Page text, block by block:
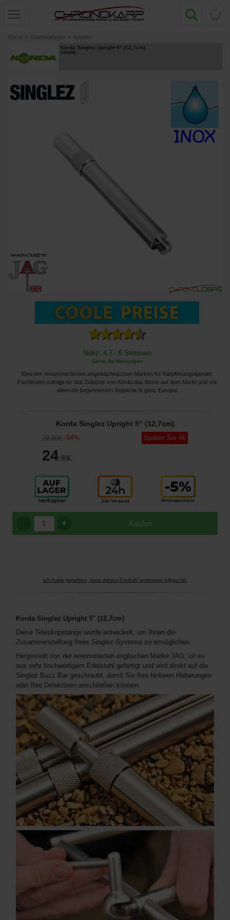
Home » Rutenauflagen » Adapter
Korda Singlez Upright 5" (12,7cm)
[205865]
Notiz: 4.7 - 6 Stimmen
Siehe die Meinungen
Eine der renommiertesten angelsächsischen Marken für Karpfenangelgeräte.
Fachleuten zufolge ist das Zubehör von Korda das Beste auf dem Markt und vor
allem die begehrtesten Teppiche in ganz Europa!
Korda Singlez Upright 5" (12,7cm)
28,90€ -14%
24 ,90€
Sparen Sie 4€
Kaufen
+
Ich habe gesehen, dass dieses Produkt anderswo billiger ist.
Korda Singlez Upright 5" (12,7cm)
Diese Teleskopstange wurde entwickelt, um Ihnen die
Zusammenstellung Ihres Singlez-Systems zu ermöglichen.
Hergestellt von der renommierten englischen Marke JAG, ist es
aus sehr hochwertigem Edelstahl gefertigt und wird direkt auf die
Singlez Buzz Bar geschraubt, damit Sie Ihre hinteren Halterungen
oder Ihre Detektoren anschließen können.